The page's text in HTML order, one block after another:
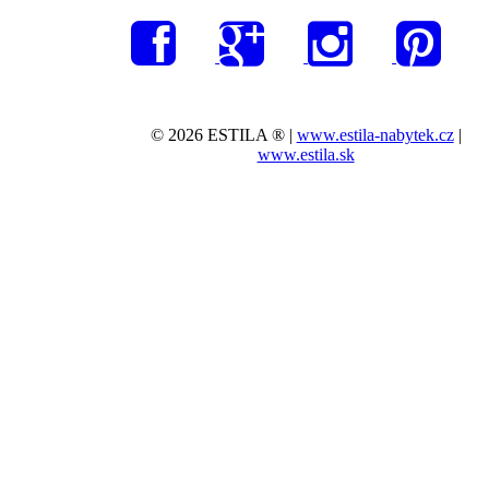
© 2026 ESTILA ® | www.estila-nabytek.cz|
www.estila.sk